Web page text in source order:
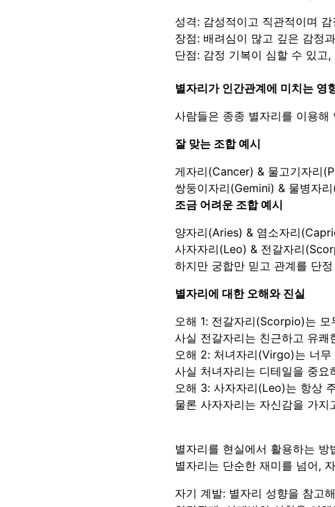
성격: 감성적이고 직관적이며
장점: 배려심이 많고 깊은 감정
단점: 감정 기복이 심할 수 있고
별자리가 인간관계에 미치는 영
사람들은 종종 별자리를 이용
잘 맞는 조합 예시
게자리(Cancer) & 물고기자리
쌍둥이자리(Gemini) & 물병자
조금 어려운 조합 예시
양자리(Aries) & 염소자리
사자자리(Leo) & 전갈자리
하지만 궁합만 믿고 관계를 단
별자리에 대한 오해와 진실
오해 1: 전갈자리(Scorpio)는
사실 전갈자리는 친근하고 유
오해 2: 처녀자리(Virgo)는 너무
사실 처녀자리는 디테일을 중요
오해 3: 사자자리(Leo)는 항상
물론 사자자리는 자신감을 가
별자리를 현실에서 활용하는 방
별자리는 단순한 재미를 넘어,
자기 계발: 별자리 성향을 참고